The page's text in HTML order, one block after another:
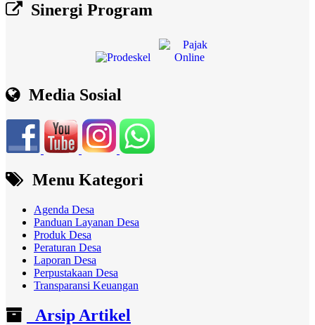
Sinergi Program
Media Sosial
Menu Kategori
Agenda Desa
Panduan Layanan Desa
Produk Desa
Peraturan Desa
Laporan Desa
Perpustakaan Desa
Transparansi Keuangan
Arsip Artikel